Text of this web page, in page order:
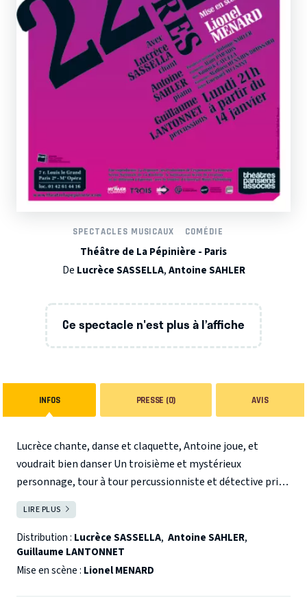
SPECTACLES MUSICAUX COMÉDIE
Théâtre de La Pépinière - Paris
De Lucrèce SASSELLA,Antoine SAHLER
Ce spectacle n'est plus à l’affiche
INFOS PRESSE (0) AVIS
Lucrèce chante, danse et claquette, Antoine joue, et
voudrait bien danser Un troisième et mystérieux
personnage, tour à tour percussionniste et détective privé.
Les aléas du couple, l’amour et le quotidien, les relations
entre ces êtres si différents que sont les filles et les
garçons : des préoccupations hautement estimables. --- «
Ce serait criminel de laisser le public dans l’ignorance de
leurs chansons. » - François Morel
LIRE PLUS
Distribution : Lucrèce SASSELLA, Antoine SAHLER,
Guillaume LANTONNET
Mise en scène : Lionel MENARD